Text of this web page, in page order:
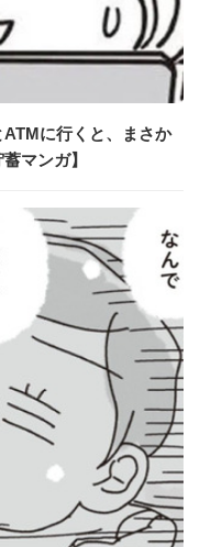
に行くと、まさか
マンガ】